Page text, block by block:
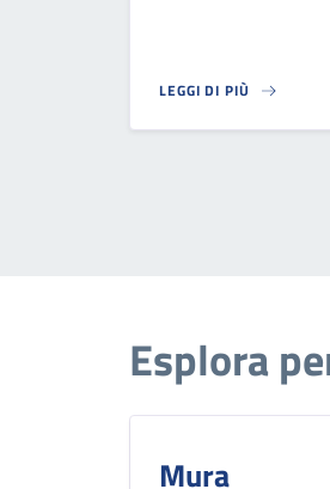
LEGGI DI PIÙ
CASA DELLA COMUNITÀ
Esplora
Mura